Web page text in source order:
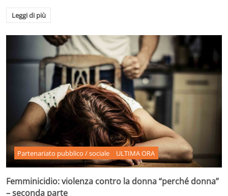
Leggi di più
Partenariato pubblico / sociale ULTIMA ORA
Femminicidio: violenza contro la donna “perché donna”
– seconda parte